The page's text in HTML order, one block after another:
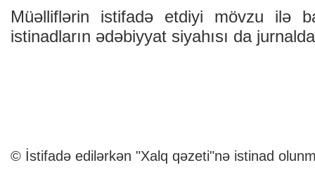
Müəlliflərin istifadə etdiyi mövzu ilə
istinadların ədəbiyyat siyahısı da
© İstifadə edilərkən "Xalq qəzeti"nə istinad